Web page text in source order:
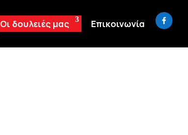
Οι δουλειές μας Επικοινωνία